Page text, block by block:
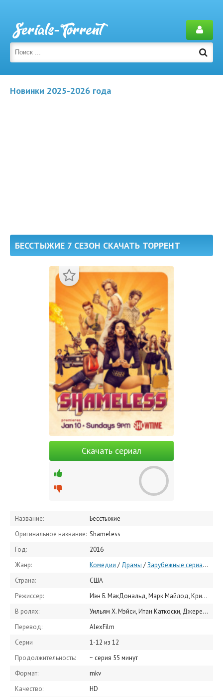
Новинки 2025-2026 года
БЕССТЫЖИЕ 7 СЕЗОН СКАЧАТЬ ТОРРЕНТ
Скачать сериал
Название:
Бесстыжие
Оригинальное название: Shameless
Год:
2016
Жанр:
Комедии / Драмы /Зарубежные сериалы
Страна:
США
Режиссер:
Иэн Б. МакДональд, Марк Майлод, Кристофер Чулак
В ролях:
Уильям Х. Мэйси, Итан Каткоски, Джереми Аллен Уайт, Шанола Хэмптон, Стив Хоуи, Эмма Кинни, Камерон Монахэн, Эмми Россам, Майкл Патрик Макгилл, Джим Хоффмастер
Перевод:
AlexFilm
Серии
1-12 из 12
Продолжительность:
~ серия 55 минут
Формат:
mkv
Качество:
HD